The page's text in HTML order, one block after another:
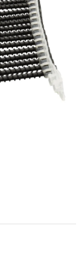
Kontakty